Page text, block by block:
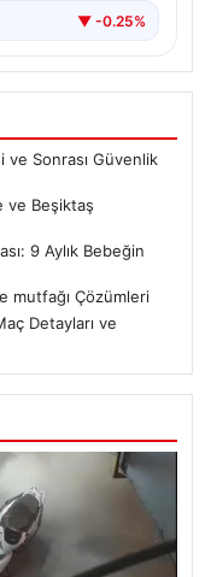
▼ -0.25%
ve Sonrası Güvenlik
ve Beşiktaş
9 Aylık Bebeğin
mutfağı Çözümleri
Detayları ve